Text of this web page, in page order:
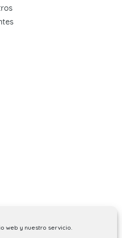
web y nuestro servicio.